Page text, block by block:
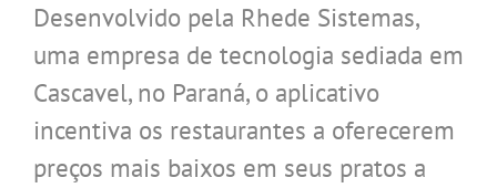
Desenvolvido pela Rhede Sistemas,
uma empresa de tecnologia sediada em
Cascavel, no Paraná, o aplicativo
incentiva os restaurantes a oferecerem
preços mais baixos em seus pratos a